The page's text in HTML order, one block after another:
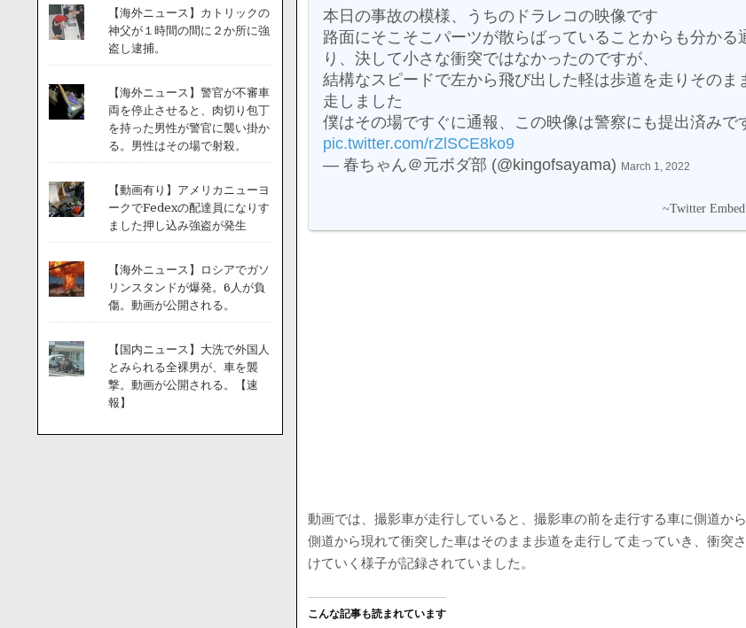
本日の事故の模様、うちのドラレコの映像です
路面にそこそこパーツが散らばっていることからも分かる
り、決して小さな衝突ではなかったのですが、
結構なスピードで左から飛び出した軽は歩道を走りそのま
走しました
僕はその場ですぐに通報、この映像は警察にも提出済みで
pic.twitter.com/rZlSCE8ko9
— 春ちゃん＠元ボダ部 (@kingofsayama) March 1, 2022
動画では、撮影車が走行していると、撮影車の前を走行する車に側道か
側道から現れて衝突した車はそのまま歩道を走行して走っていき、衝突
けていく様子が記録されていました。
こんな記事も読まれています
【海外ニュース】カトリックの
神父が１時間の間に２か所に強
盗し逮捕。
【海外ニュース】警官が不審車
両を停止させると、肉切り包丁
を持った男性が警官に襲い掛か
る。男性はその場で射殺。
【動画有り】アメリカニューヨ
ークでFedexの配達員になりす
ました押し込み強盗が発生
【海外ニュース】ロシアでガソ
リンスタンドが爆発。6人が負
傷。動画が公開される。
【国内ニュース】大洗で外国人
とみられる全裸男が、車を襲
撃。動画が公開される。【速
報】